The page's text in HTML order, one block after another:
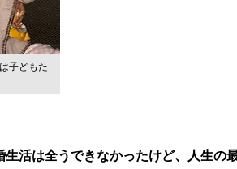
子どもた
活は全うできなかったけど、人生の